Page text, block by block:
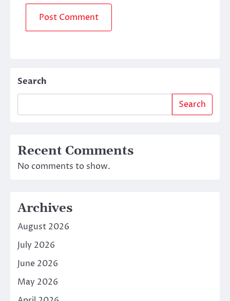
Search
Search
Recent Comments
No comments to show.
Archives
August 2026
July 2026
June 2026
May 2026